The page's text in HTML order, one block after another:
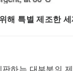
해 특별 제조한